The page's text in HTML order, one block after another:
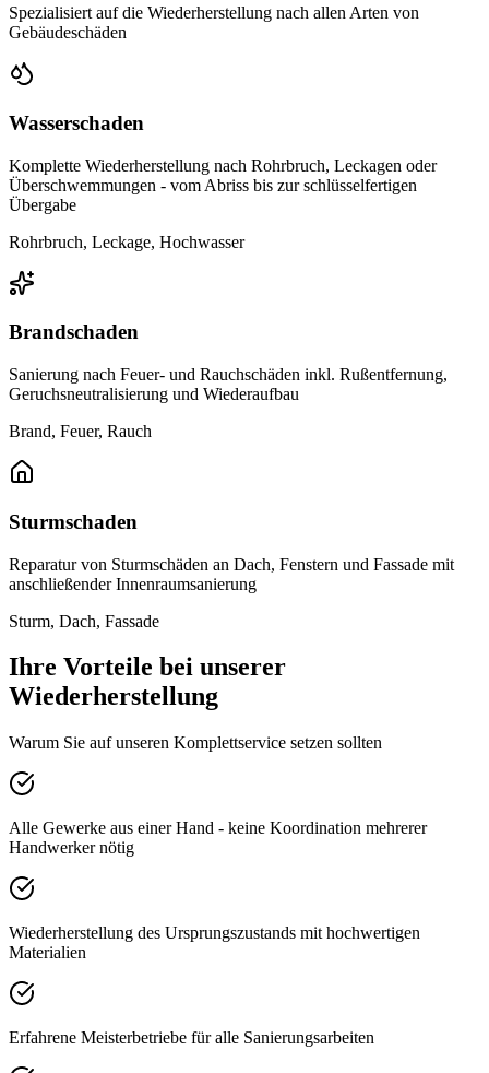
Spezialisiert auf die Wiederherstellung nach allen Arten von
Gebäudeschäden
Wasserschaden
Komplette Wiederherstellung nach Rohrbruch, Leckagen oder
Überschwemmungen - vom Abriss bis zur schlüsselfertigen
Übergabe
Rohrbruch, Leckage, Hochwasser
Brandschaden
Sanierung nach Feuer- und Rauchschäden inkl. Rußentfernung,
Geruchsneutralisierung und Wiederaufbau
Brand, Feuer, Rauch
Sturmschaden
Reparatur von Sturmschäden an Dach, Fenstern und Fassade mit
anschließender Innenraumsanierung
Sturm, Dach, Fassade
Ihre Vorteile bei unserer
Wiederherstellung
Warum Sie auf unseren Komplettservice setzen sollten
Alle Gewerke aus einer Hand - keine Koordination mehrerer
Handwerker nötig
Wiederherstellung des Ursprungszustands mit hochwertigen
Materialien
Erfahrene Meisterbetriebe für alle Sanierungsarbeiten